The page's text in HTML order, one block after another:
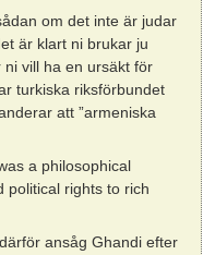
om det inte är judar
är klart ni brukar ju
ni vill ha en ursäkt för
turkiska riksförbundet
att ”armeniska
a philosophical
political rights to rich
ansåg Ghandi efter